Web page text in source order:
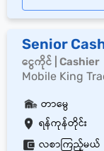
Senior
ငွေကိုင် | Cashier
Mobile King
ရန်ကုန်တိုင်း
တာမွေ
လစာကြည့်မယ်